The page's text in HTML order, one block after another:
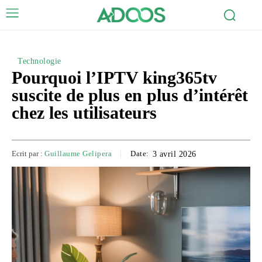
Technologie
Pourquoi l’IPTV king365tv
suscite de plus en plus d’intérêt
chez les utilisateurs
Ecrit par : Guillaume Gelipera Date: 3 avril 2026